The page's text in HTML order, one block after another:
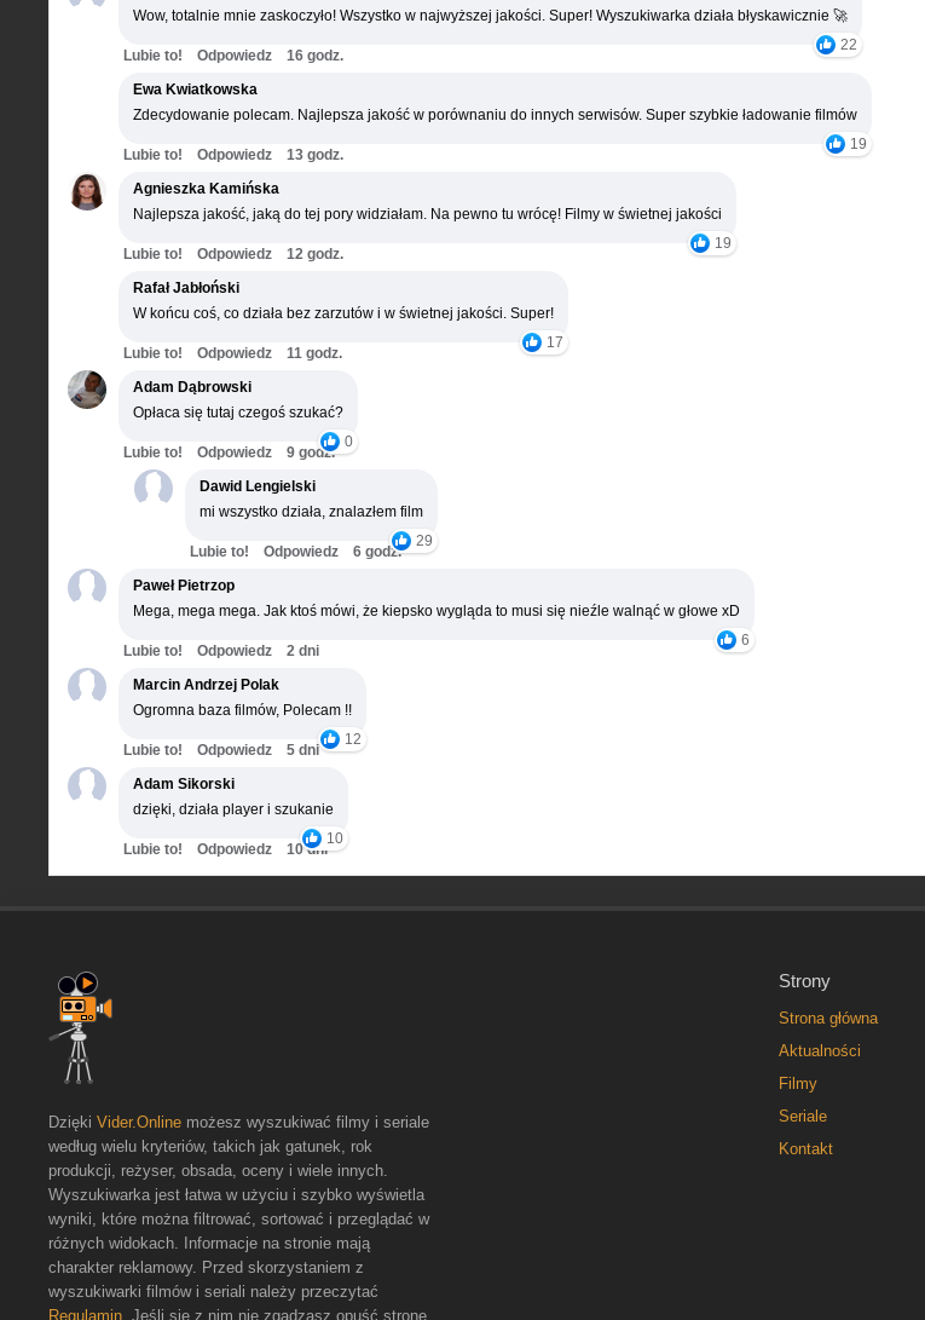
Wow, totalnie mnie zaskoczyło! Wszystko w najwyższej jakości. Super! Wyszukiwarka działa błyskawicznie 🚀
22
Lubie to! Odpowiedz
16 godz.
Ewa Kwiatkowska
Zdecydowanie polecam. Najlepsza jakość w porównaniu do innych serwisów. Super szybkie ładowanie filmów
19
Lubie to! Odpowiedz
13 godz.
Agnieszka Kamińska
Najlepsza jakość, jaką do tej pory widziałam. Na pewno tu wrócę! Filmy w świetnej jakości
19
Lubie to! Odpowiedz
12 godz.
Rafał Jabłoński
W końcu coś, co działa bez zarzutów i w świetnej jakości. Super!
17
Lubie to! Odpowiedz
11 godz.
Adam Dąbrowski
Opłaca się tutaj czegoś szukać?
0
Lubie to! Odpowiedz
9 godz.
Dawid Lengielski
mi wszystko działa, znalazłem film
29
Lubie to! Odpowiedz
6 godz.
Paweł Pietrzop
Mega, mega mega. Jak ktoś mówi, że kiepsko wygląda to musi się nieźle walnąć w głowe xD
6
Lubie to! Odpowiedz
2 dni
Marcin Andrzej Polak
Ogromna baza filmów, Polecam !!
12
Lubie to! Odpowiedz
5 dni
Adam Sikorski
dzięki, działa player i szukanie
10
Lubie to! Odpowiedz 10 dni
Strony
Strona główna
Aktualności
Filmy
Seriale
Kontakt
Dzięki Vider.Online możesz wyszukiwać filmy i seriale
według wielu kryteriów, takich jak gatunek, rok
produkcji, reżyser, obsada, oceny i wiele innych.
Wyszukiwarka jest łatwa w użyciu i szybko wyświetla
wyniki, które można filtrować, sortować i przeglądać w
różnych widokach. Informacje na stronie mają
charakter reklamowy. Przed skorzystaniem z
wyszukiwarki filmów i seriali należy przeczytać
Regulamin . Jeśli się z nim nie zgadzasz opuść stronę.